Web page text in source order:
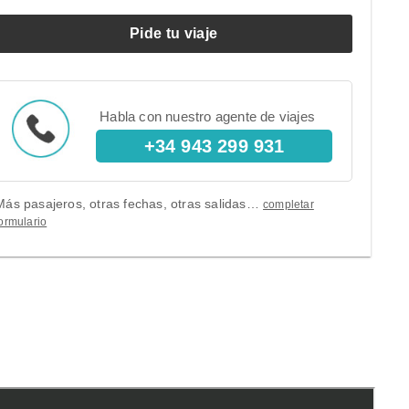
Pide tu viaje
Habla con nuestro agente de viajes
+34 943 299 931
pasajeros, otras fechas, otras salidas…completar